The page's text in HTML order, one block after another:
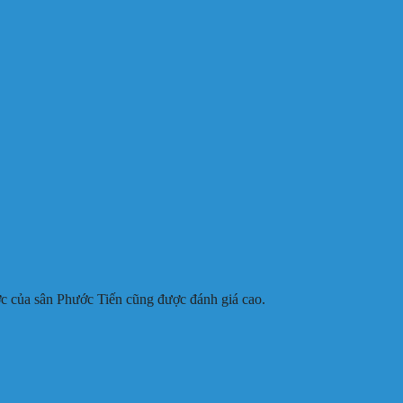
sân Phước Tiến cũng được đánh giá cao.